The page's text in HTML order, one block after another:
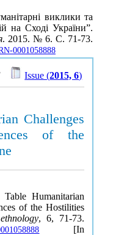
виклики та
на Сході України”.
. 2015. № 6. С. 71-73.
0001058888
Issue (2015, 6)
Challenges
of the
Humanitarian
of the Hostilities
, 6, 71-73.
[In